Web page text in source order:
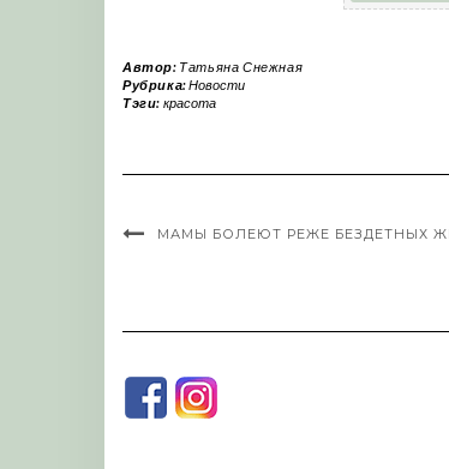
Автор: Татьяна Снежная
Рубрика:Новости
Тэги: красота
МАМЫ БОЛЕЮТ РЕЖЕ БЕЗДЕТНЫХ